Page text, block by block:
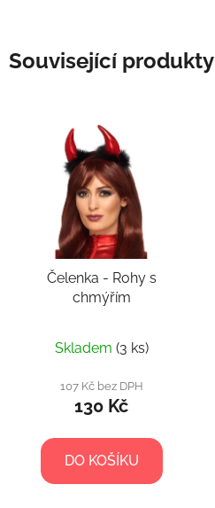
Související produkty
Čelenka - Rohy s
chmýřím
Skladem (3 ks)
107 Kč bez DPH
130 Kč
DO KOŠÍKU